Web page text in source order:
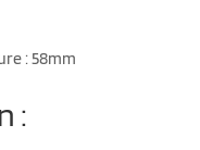
: 58mm
: